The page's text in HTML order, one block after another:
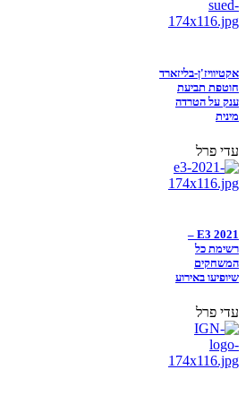
אקטיוויז'ן-בליזארד
חוטפת תביעת
ענק על הטרדה
מינית
עדי פרל
E3 2021 –
רשימת כל
המשחקים
שיופיעו באירוע
עדי פרל